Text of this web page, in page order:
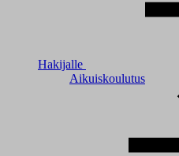
Hakijalle
Aikuiskoulutus